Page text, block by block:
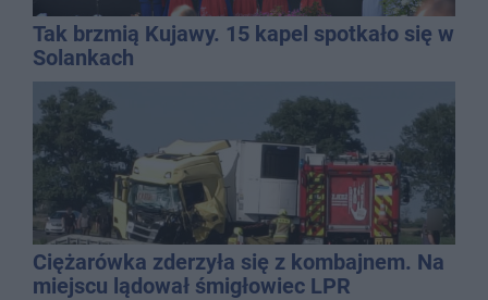
Tak brzmią Kujawy. 15 kapel spotkało się w
Solankach
Ciężarówka zderzyła się z kombajnem. Na
miejscu lądował śmigłowiec LPR